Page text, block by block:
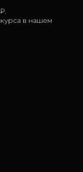
в нашем